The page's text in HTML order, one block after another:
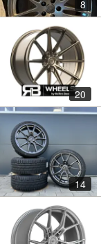
8
20
14